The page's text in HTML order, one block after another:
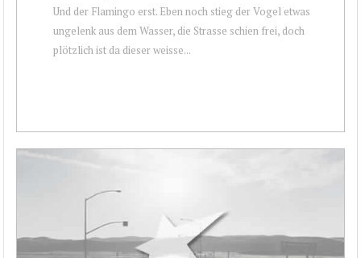
Und der Flamingo erst. Eben noch stieg der Vogel etwas
ungelenk aus dem Wasser, die Strasse schien frei, doch
plötzlich ist da dieser weisse...